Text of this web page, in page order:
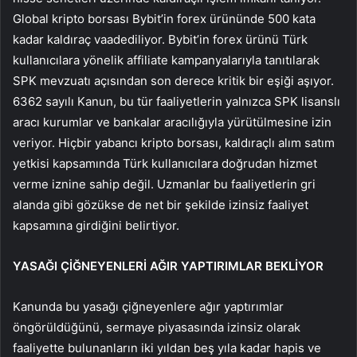
Global kripto borsası Bybit’in forex ürününde 500 kata
kadar kaldıraç vaadediliyor. Bybit’in forex ürünü Türk
kullanıcılara yönelik affiliate kampanyalarıyla tanıtılarak
SPK mevzuatı açısından son derece kritik bir eşiği aşıyor.
6362 sayılı Kanun, bu tür faaliyetlerin yalnızca SPK lisanslı
aracı kurumlar ve bankalar aracılığıyla yürütülmesine izin
veriyor. Hiçbir yabancı kripto borsası, kaldıraçlı alım satım
yetkisi kapsamında Türk kullanıcılara doğrudan hizmet
verme iznine sahip değil. Uzmanlar bu faaliyetlerin gri
alanda gibi gözükse de net bir şekilde izinsiz faaliyet
kapsamına girdiğini belirtiyor.
YASAĞI ÇİĞNEYENLERİ AĞIR YAPTIRIMLAR BEKLİYOR
Kanunda bu yasağı çiğneyenlere ağır yaptırımlar
öngörüldüğünü, sermaye piyasasında izinsiz olarak
faaliyette bulunanların iki yıldan beş yıla kadar hapis ve